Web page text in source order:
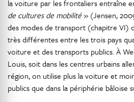
la voiture par les frontaliers entraîne
de cultures de mobilité» (Jensen,
des modes de transport (chapitre VI)
très différentes entre les trois pays
voiture et des transports publics. À
Louis, soit dans les centres urbains
région, on utilise plus la voiture et
publics que dans la périphérie bâloise